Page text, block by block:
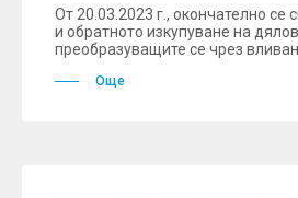
От 20.03.2023 г., окончателно се
и обратното изкупуване на
преобразуващите се чрез
Още